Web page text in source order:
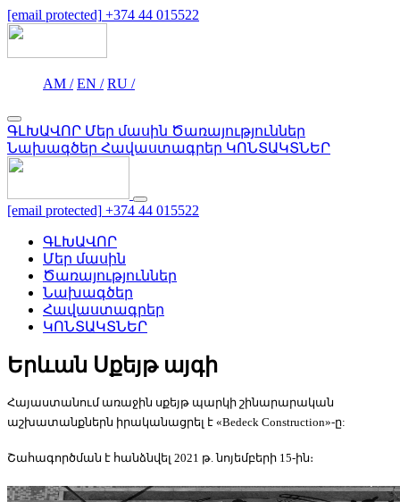
[email protected] +374 44 015522
AM / EN / RU /
ԳԼԽԱՎՈՐ Մեր մասին Ծառայություններ
Նախագծեր Հավաստագրեր ԿՈՆՏԱԿՏՆԵՐ
[email protected] +374 44 015522
ԳԼԽԱՎՈՐ
Մեր մասին
Ծառայություններ
Նախագծեր
Հավաստագրեր
ԿՈՆՏԱԿՏՆԵՐ
Երևան Սքեյթ այգի
Հայաստանում առաջին սքեյթ պարկի շինարարական
աշխատանքներն իրականացրել է «Bedeck Construction»-ը:
Շահագործման է հանձնվել 2021 թ. նոյեմբերի 15-ին։